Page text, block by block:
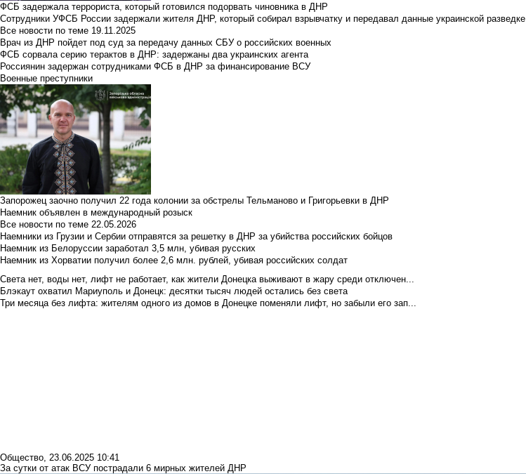
ФСБ задержала террориста, который готовился подорвать чиновника в ДНР
Сотрудники УФСБ России задержали жителя ДНР, который собирал взрывчатку и передавал данные украинской разведке
Все новости по теме 19.11.2025
Врач из ДНР пойдет под суд за передачу данных СБУ о российских военных
ФСБ сорвала серию терактов в ДНР: задержаны два украинских агента
Россиянин задержан сотрудниками ФСБ в ДНР за финансирование ВСУ
Военные преступники
Запорожец заочно получил 22 года колонии за обстрелы Тельманово и Григорьевки в ДНР
Наемник объявлен в международный розыск
Все новости по теме 22.05.2026
Наемники из Грузии и Сербии отправятся за решетку в ДНР за убийства российских бойцов
Наемник из Белоруссии заработал 3,5 млн, убивая русских
Наемник из Хорватии получил более 2,6 млн. рублей, убивая российских солдат
Света нет, воды нет, лифт не работает, как жители Донецка выживают в жару среди отключен...
Блэкаут охватил Мариуполь и Донецк: десятки тысяч людей остались без света
Три месяца без лифта: жителям одного из домов в Донецке поменяли лифт, но забыли его зап...
Общество 23.06.2025 10:41
За сутки от атак ВСУ пострадали 6 мирных жителей ДНР